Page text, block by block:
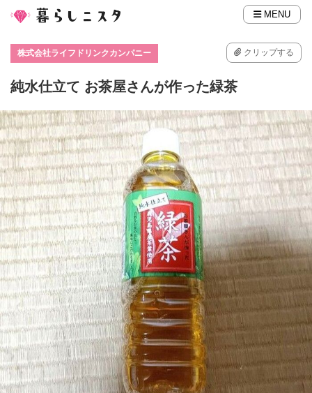
MENU
株式会社ライフドリンクカンパニー クリップする
純水仕立て お茶屋さんが作った緑茶